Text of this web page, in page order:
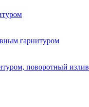
гарнитуром
поворотный излив